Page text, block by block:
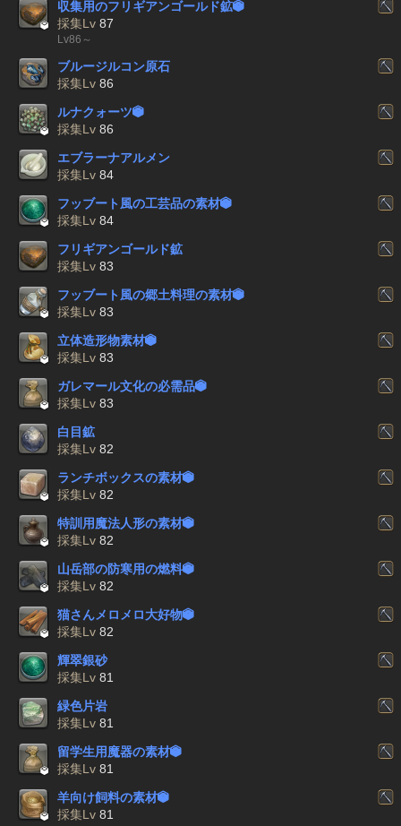

収集用のフリギアンゴールド鉱
採集Lv 87
Lv86～
ブルージルコン原石
採集Lv 86

ルナクォーツ
採集Lv 86
エブラーナアルメン
採集Lv 84

フッブート風の工芸品の素材
採集Lv 84
フリギアンゴールド鉱
採集Lv 83

フッブート風の郷土料理の素材
採集Lv 83

立体造形物素材
採集Lv 83

ガレマール文化の必需品
採集Lv 83
白目鉱
採集Lv 82

ランチボックスの素材
採集Lv 82

特訓用魔法人形の素材
採集Lv 82

山岳部の防寒用の燃料
採集Lv 82

猫さんメロメロ大好物
採集Lv 82
輝翠銀砂
採集Lv 81
緑色片岩
採集Lv 81

留学生用魔器の素材
採集Lv 81

羊向け飼料の素材
採集Lv 81